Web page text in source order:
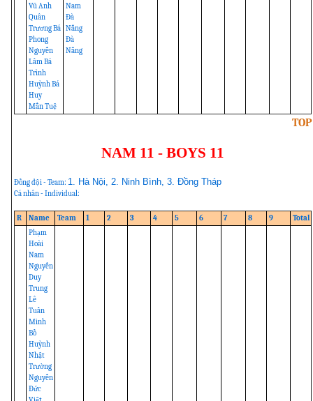
Vũ Anh
Quân
Trương Bá
Phong
Nguyễn
Lâm Bá
Trình
Huỳnh Bá
Huy
Mẫn Tuệ
Nam
Đà
Nẵng
Đà
Nẵng
TOP
NAM 11 - BOYS 11
Đồng đội - Team: 1. Hà Nội, 2. Ninh Bình, 3. Đồng Tháp
Cá nhân - Individual:
R Name Team 1 2 3 4 5 6 7 8 9
Total
Phạm
Hoài
Nam
Nguyễn
Duy
Trung
Lê
Tuấn
Minh
Bồ
Huỳnh
Nhật
Trường
Nguyễn
Đức